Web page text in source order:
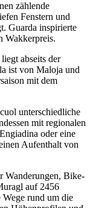
zählende
Fenstern und
Guarda inspirierte
Wakkerpreis.
abseits der
ist von Maloja und
mit dem
unterschiedliche
mit regionalen
oder eine
Aufenthalt von
Wanderungen, Bike-
auf 2456
Wege rund um die